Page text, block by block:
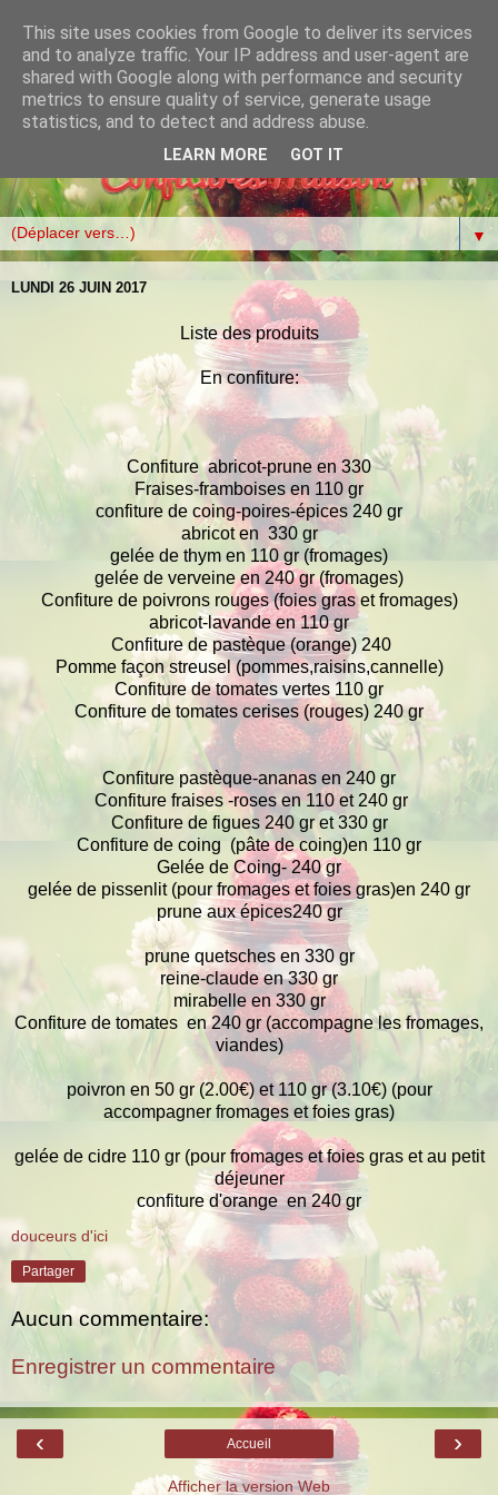
▼
LUNDI 26 JUIN 2017
Liste des produits
En confiture:
Confiture abricot-prune en 330
Fraises-framboises en 110 gr
confiture de coing-poires-épices 240 gr
abricot en 330 gr
gelée de thym en 110 gr (fromages)
gelée de verveine en 240 gr (fromages)
Confiture de poivrons rouges (foies gras et fromages)
abricot-lavande en 110 gr
Confiture de pastèque (orange) 240
Pomme façon streusel (pommes,raisins,cannelle)
Confiture de tomates vertes 110 gr
Confiture de tomates cerises (rouges) 240 gr
Confiture pastèque-ananas en 240 gr
Confiture fraises -roses en 110 et 240 gr
Confiture de figues 240 gr et 330 gr
Confiture de coing (pâte de coing)en 110 gr
Gelée de Coing- 240 gr
gelée de pissenlit (pour fromages et foies gras)en 240 gr
prune aux épices240 gr
prune quetsches en 330 gr
reine-claude en 330 gr
mirabelle en 330 gr
Confiture de tomates en 240 gr (accompagne les fromages,
viandes)
poivron en 50 gr (2.00€) et 110 gr (3.10€) (pour
accompagner fromages et foies gras)
gelée de cidre 110 gr (pour fromages et foies gras et au petit
déjeuner
confiture d'orange en 240 gr
douceurs d'ici
Partager
Aucun commentaire:
Enregistrer un commentaire
‹ ›
Accueil
Afficher la version Web
This site uses cookies from Google to deliver its services
and to analyze traffic. Your IP address and user-agent are
shared with Google along with performance and security
metrics to ensure quality of service, generate usage
statistics, and to detect and address abuse.
LEARN MORE GOT IT